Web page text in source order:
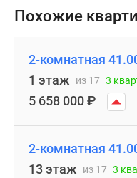
Похожие
2-комнатная
1 этаж из 17 3
5 658 000₽
2-комнатная
13 этаж из 17 3